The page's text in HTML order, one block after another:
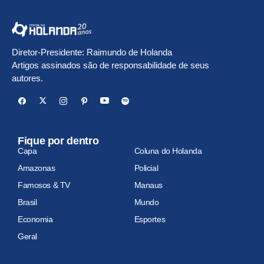
Diretor-Presidente: Raimundo de Holanda
Artigos assinados são de responsabilidade de seus
autores.
Fique por dentro
Capa
Coluna do Holanda
Amazonas
Policial
Famosos & TV
Manaus
Brasil
Mundo
Economia
Esportes
Geral